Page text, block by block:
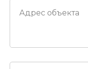
Адрес объекта